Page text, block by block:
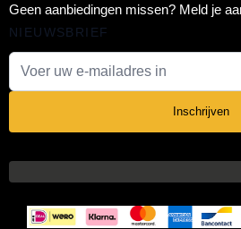
Geen aanbiedingen missen? Meld je
NIEUWSBRIEF
Inschrijven